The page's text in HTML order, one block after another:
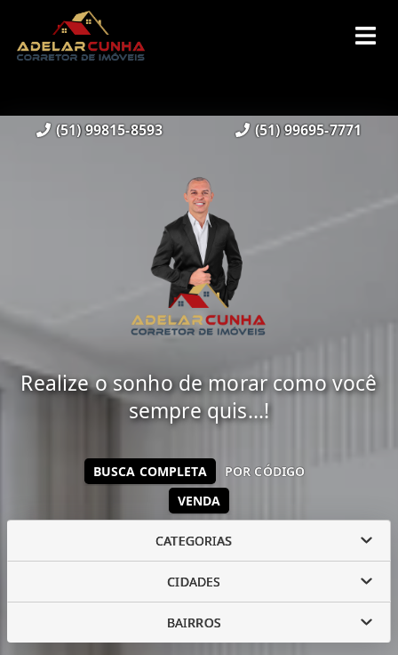
(51) 99815-8593 (51) 99695-7771
Realize o sonho de morar como você
sempre quis...!
VENDA
BUSCA COMPLETA POR CÓDIGO
CATEGORIAS
CIDADES
BAIRROS